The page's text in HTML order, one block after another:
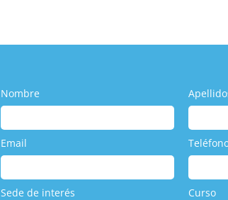
Nombre
Email
Sede de interés Curso